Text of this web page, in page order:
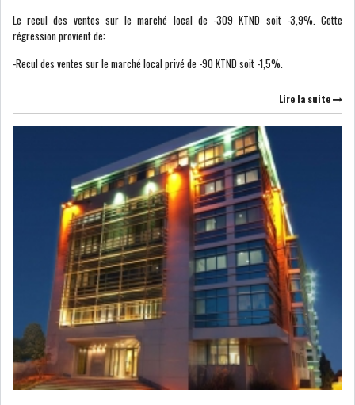
5,1% EN...
IRADA : PREMIER APPEL À
FONDATION POUR L...
POLITIQUE
ELECTIONS
PRÉSIDENTIELLES
ACTUALITÉS
GOUVERNEMENT
DIVERS
ASSEMBLÉE DES
REPRÉSENTANTS DU
PEUPLE (ARP)
Le recul des ventes sur le marché local de -309 KTND soit -3,9%. Cette
régression provient de:
-Recul des ventes sur le marché local privé de -90 KTND soit -1,5%. 
Lire la suite